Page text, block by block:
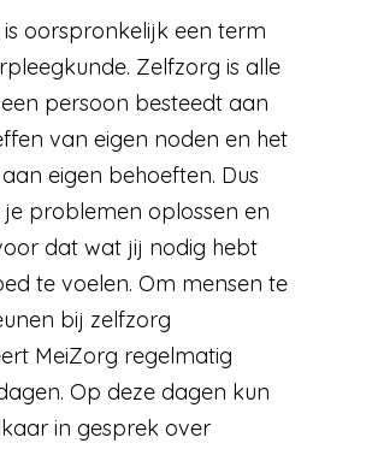
oorspronkelijk een term
Zelfzorg is alle
persoon besteedt aan
van eigen noden en het
eigen behoeften. Dus
je problemen oplossen en
dat wat jij nodig hebt
te voelen. Om mensen te
bij zelfzorg
MeiZorg regelmatig
Op deze dagen kun
in gesprek over